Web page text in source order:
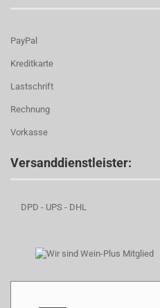
PayPal
Kreditkarte
Lastschrift
Rechnung
Vorkasse
Versanddienstleister:
DPD - UPS - DHL